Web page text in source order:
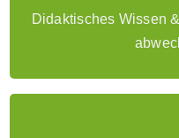
Didaktisches Wissen
Erste Hilfe
Ausarbeitung